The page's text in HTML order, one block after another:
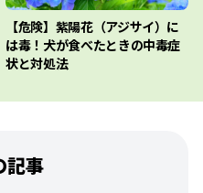
【危険】紫陽花（アジサイ）に
は毒！犬が食べたときの中毒症
状と対処法
記事